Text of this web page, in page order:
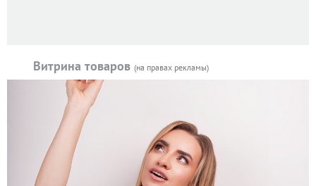
Витрина товаров (на правах рекламы)